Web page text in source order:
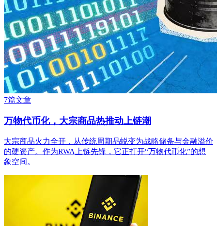
7篇文章
万物代币化，大宗商品热推动上链潮
大宗商品火力全开，从传统周期品蜕变为战略储备与金融溢价
的硬资产。作为RWA上链先锋，它正打开“万物代币化”的想
象空间。